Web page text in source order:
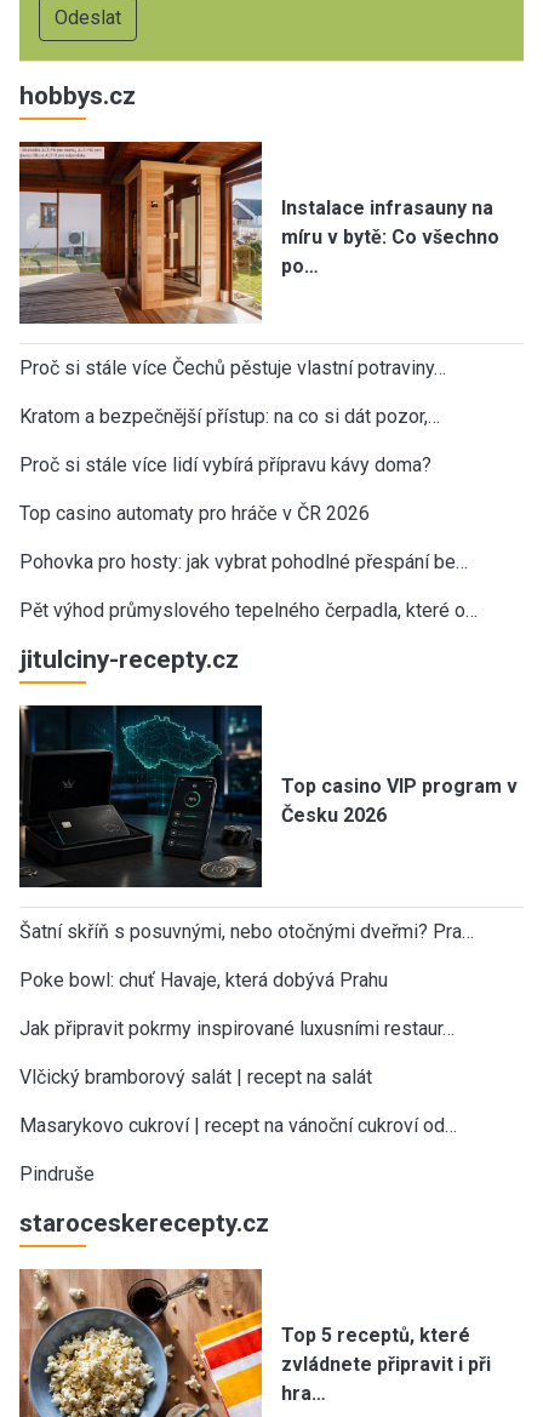
hobbys.cz
Instalace infrasauny na
míru v bytě: Co všechno
po…
Proč si stále více Čechů pěstuje vlastní potraviny…
Kratom a bezpečnější přístup: na co si dát pozor,…
Proč si stále více lidí vybírá přípravu kávy doma?
Top casino automaty pro hráče v ČR 2026
Pohovka pro hosty: jak vybrat pohodlné přespání be…
Pět výhod průmyslového tepelného čerpadla, které o…
jitulciny-recepty.cz
Top casino VIP program v
Česku 2026
Šatní skříň s posuvnými, nebo otočnými dveřmi? Pra…
Poke bowl: chuť Havaje, která dobývá Prahu
Jak připravit pokrmy inspirované luxusními restaur…
Vlčický bramborový salát | recept na salát
Masarykovo cukroví | recept na vánoční cukroví od…
Pindruše
staroceskerecepty.cz
Top 5 receptů, které
zvládnete připravit i při
hra…